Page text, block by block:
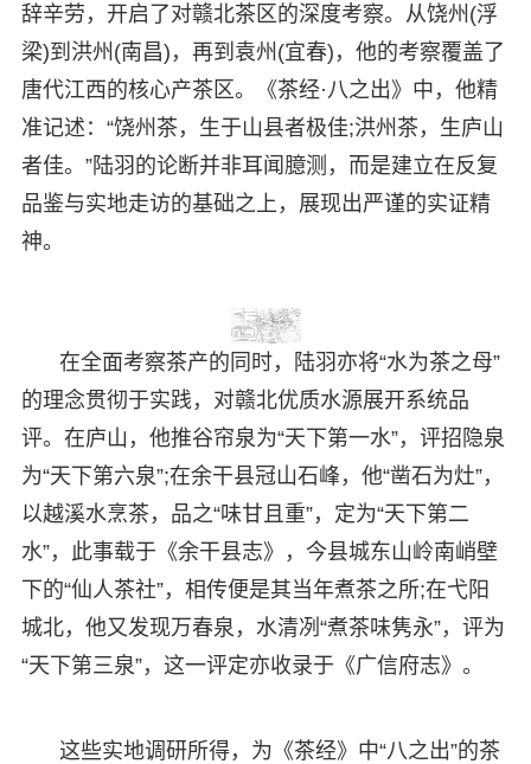
辞辛劳，开启了对赣北茶区的深度考察。从饶州(浮
梁)到洪州(南昌)，再到袁州(宜春)，他的考察覆盖了
唐代江西的核心产茶区。《茶经·八之出》中，他精
准记述：“饶州茶，生于山县者极佳;洪州茶，生庐山
者佳。”陆羽的论断并非耳闻臆测，而是建立在反复
品鉴与实地走访的基础之上，展现出严谨的实证精
神。
在全面考察茶产的同时，陆羽亦将“水为茶之母”
的理念贯彻于实践，对赣北优质水源展开系统品
评。在庐山，他推谷帘泉为“天下第一水”，评招隐泉
为“天下第六泉”;在余干县冠山石峰，他“凿石为灶”，
以越溪水烹茶，品之“味甘且重”，定为“天下第二
水”，此事载于《余干县志》，今县城东山岭南峭壁
下的“仙人茶社”，相传便是其当年煮茶之所;在弋阳
城北，他又发现万春泉，水清冽“煮茶味隽永”，评为
“天下第三泉”，这一评定亦收录于《广信府志》。
这些实地调研所得，为《茶经》中“八之出”的茶